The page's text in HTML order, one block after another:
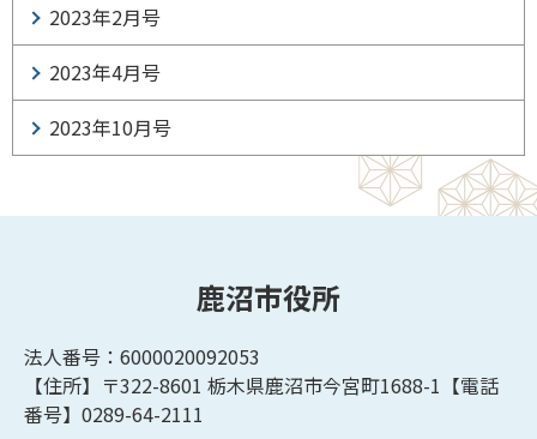
2023年2月号
2023年4月号
2023年10月号
鹿沼市役所
法人番号：6000020092053
【住所】〒322-8601 栃木県鹿沼市今宮町1688-1【電話
番号】0289-64-2111